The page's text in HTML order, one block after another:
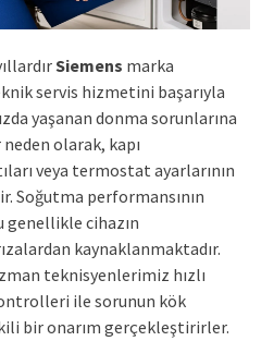
Siemens marka
servis hizmetini başarıyla
yaşanan donma sorunlarına
neden olarak, kapı
veya termostat ayarlarının
Soğutma performansının
genellikle cihazın
kaynaklanmaktadır.
teknisyenlerimiz hızlı
ile sorunun kök
bir onarım gerçekleştirirler.